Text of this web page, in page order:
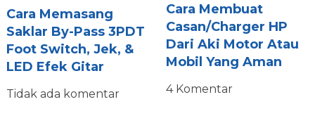
Cara Memasang
Saklar By-Pass 3PDT
Foot Switch, Jek, &
LED Efek Gitar
Tidak ada komentar
Cara Membuat
Casan/Charger HP
Dari Aki Motor Atau
Mobil Yang Aman
4 Komentar